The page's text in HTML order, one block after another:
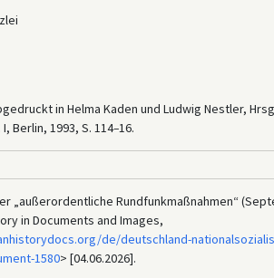
in Helma Kaden und Ludwig Nestler,
I, Berlin, 1993, S. 114–16.
„außerordentliche Rundfunkmaßnahmen“
in Documents and Images,
de/deutschland-
1580> [04.06.2026].